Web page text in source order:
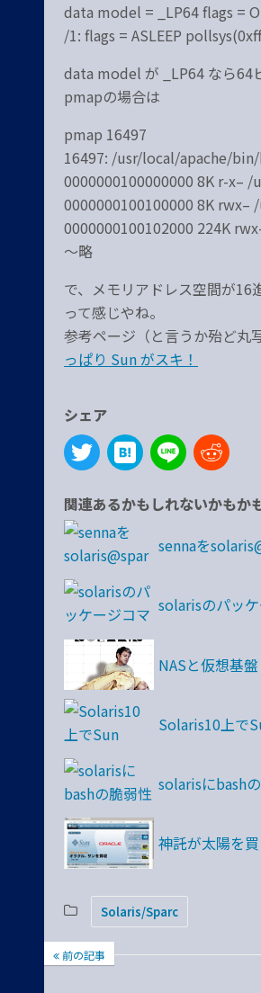
data model = _LP64 flags =
/1: flags = ASLEEP
data model が _LP64 なら64
pmapの場合は
pmap 16497
16497: /usr/local/apache/
0000000100000000 8K r-
0000000100100000 8K
0000000100102000 224K
～略
で、メモリアドレス空間が
って感じやね。
参考ページ（と言うか殆ど丸
っぱり Sun がスキ！
シェア
関連あるかもしれないかもか
sennaを
solarisのパッ
NASと仮想基
Solaris10上で
solarisにbash
神託が太陽を
Solaris/Sparc
前の記事